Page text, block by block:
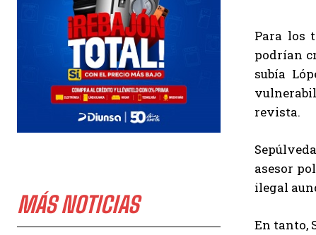
MÁS NOTICIAS
Para los
podrían
subía
revista.
asesor
ilegal
En tanto,